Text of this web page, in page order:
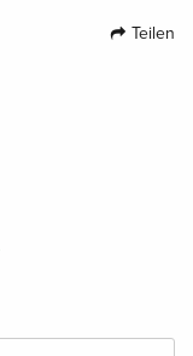
Teilen